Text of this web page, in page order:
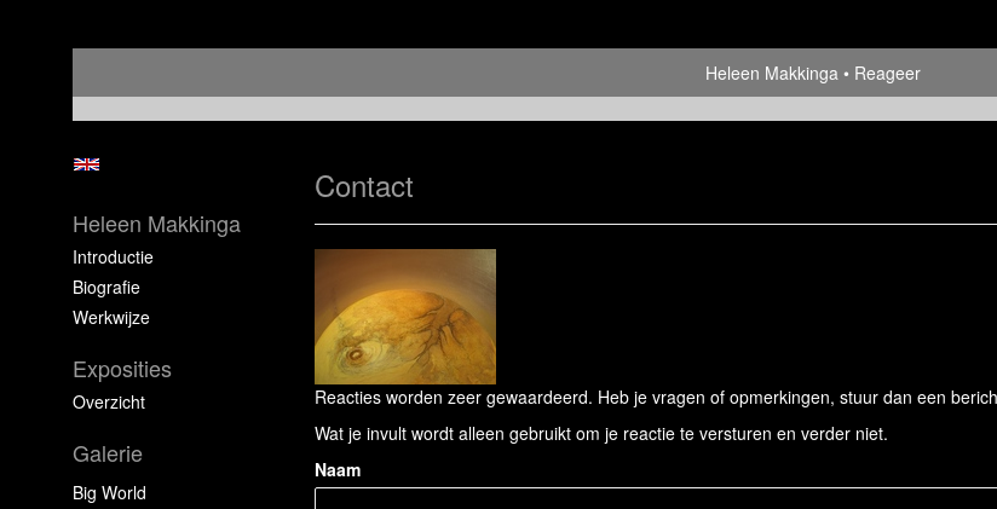
Heleen Makkinga Reageer
Contact
Reacties worden zeer gewaardeerd. Heb je vragen of opmerkingen, stuur dan een
Wat je invult wordt alleen gebruikt om je reactie te versturen en verder niet.
Naam
Heleen Makkinga
Introductie
Biografie
Werkwijze
Exposities
Overzicht
Galerie
Big World